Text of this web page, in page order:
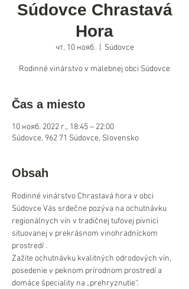
Súdovce Chrastavá
Hora
чт, 10 нояб. Súdovce
Rodinné vinárstvo v malebnej obci Súdovce
Čas a miesto
10 нояб. 2022 г., 18:45 – 22:00
Súdovce, 962 71 Súdovce, Slovensko
Obsah
Rodinné vinárstvo Chrastavá hora v obci
Súdovce Vás srdečne pozýva na ochutnávku
regionálnych vín v tradičnej tufovej pivnici
situovanej v prekrásnom vinohradníckom
prostredí .
Zažite ochutnávku kvalitných odrodových vín,
posedenie v peknom prírodnom prostredí a
domáce špeciality na „prehryznutie“.